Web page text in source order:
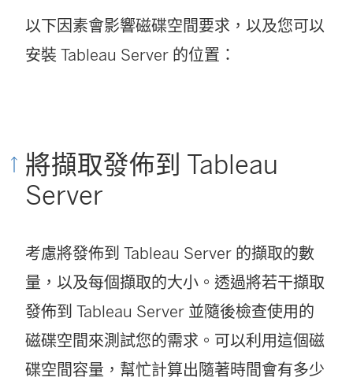
以下因素會影響磁碟空間要求，以及您可以
安裝 Tableau Server 的位置：
將擷取發佈到 Tableau
Server
考慮將發佈到 Tableau Server 的擷取的數
量，以及每個擷取的大小。透過將若干擷取
發佈到 Tableau Server 並隨後檢查使用的
磁碟空間來測試您的需求。可以利用這個磁
碟空間容量，幫忙計算出隨著時間會有多少